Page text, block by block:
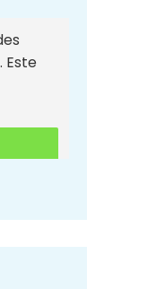
Este